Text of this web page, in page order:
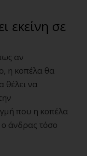
εκείνη σε
αν
η κοπέλα θα
θέλει να
που η κοπέλα
ο άνδρας τόσο